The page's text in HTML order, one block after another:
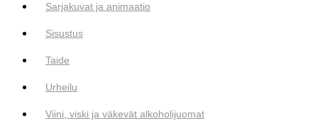
Sarjakuvat ja animaatio
Sisustus
Taide
Urheilu
Viini, viski ja väkevät alkoholijuomat